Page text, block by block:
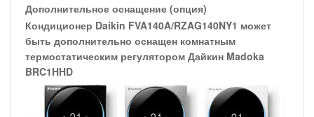
Дополнительное оснащение (опция)
Кондиционер Daikin FVA140A/RZAG140NY1 может
быть дополнительно оснащен комнатным
термостатическим регулятором Дайкин Madoka
BRC1HHD